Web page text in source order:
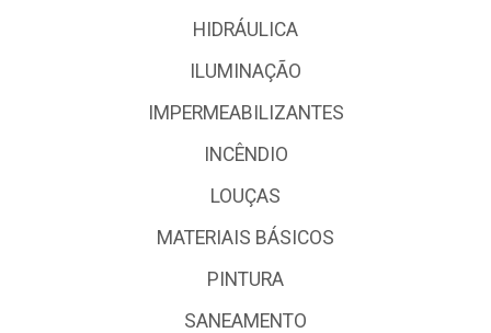
HIDRÁULICA
ILUMINAÇÃO
IMPERMEABILIZANTES
INCÊNDIO
LOUÇAS
MATERIAIS BÁSICOS
PINTURA
SANEAMENTO